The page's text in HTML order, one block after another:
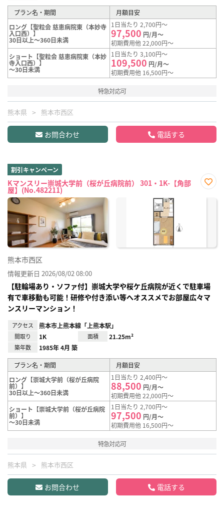
プラン名・期間
月額目安
ロング【聖粒会 慈恵病院東（本妙寺
入口西）】
30日以上～360日未満
1日当たり 2,700円～
97,500 円/月～
初期費用他 22,000円～
ショート【聖粒会 慈恵病院東（本妙
寺入口西）】
～30日未満
1日当たり 3,100円～
109,500 円/月～
初期費用他 16,500円～
特急対応可
熊本県 熊本市西区
お問合わせ 電話する
割引キャンペーン
Kマンスリー崇城大学前（桜が丘病院前） 301・1K-【角部
屋】(No.482211)
に入
熊本市西区
情報更新日 2026/08/02 08:00
【駐輪場あり・ソファ付】崇城大学や桜ケ丘病院が近くで駐車場
有で車移動も可能！研修や付き添い等へオススメでお部屋広々マ
ンスリーマンション！
アクセス 熊本市上熊本線「上熊本駅」
間取り 1K 面積 21.25m²
築年数 1985年 4月 築
プラン名・期間
月額目安
ロング【崇城大学前（桜が丘病院
前）】
30日以上～360日未満
1日当たり 2,400円～
88,500 円/月～
初期費用他 22,000円～
ショート【崇城大学前（桜が丘病院
前）】
～30日未満
1日当たり 2,700円～
97,500 円/月～
初期費用他 16,500円～
特急対応可
熊本県 熊本市西区
お問合わせ 電話する